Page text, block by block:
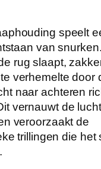
speelt
van
rug slaapt,
verhemelte door
naar achteren
vernauwt de
veroorzaakt de
trillingen die het